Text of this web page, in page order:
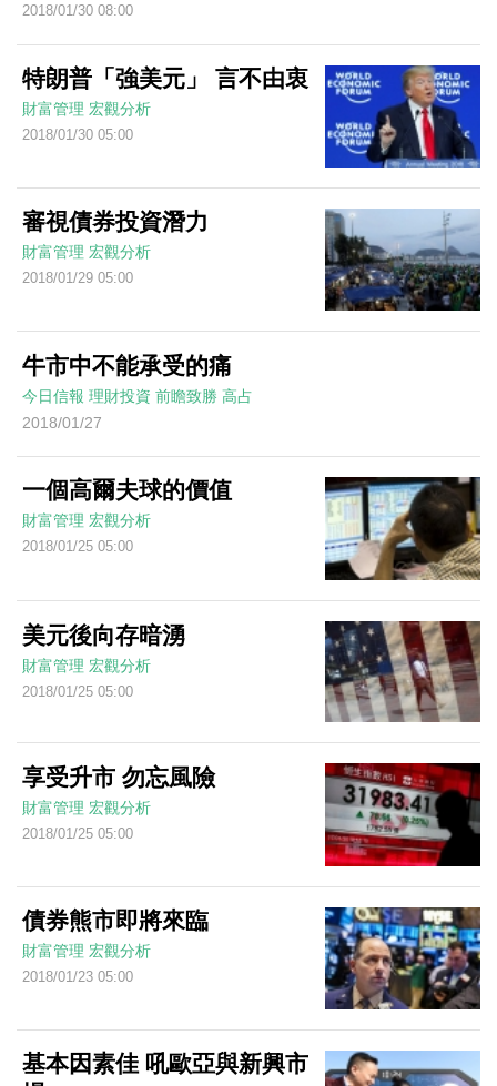
2018/01/30 08:00
特朗普「強美元」 言不由衷
財富管理 宏觀分析
2018/01/30 05:00
審視債券投資潛力
財富管理 宏觀分析
2018/01/29 05:00
牛市中不能承受的痛
今日信報 理財投資 前瞻致勝 高占
2018/01/27
一個高爾夫球的價值
財富管理 宏觀分析
2018/01/25 05:00
美元後向存暗湧
財富管理 宏觀分析
2018/01/25 05:00
享受升市 勿忘風險
財富管理 宏觀分析
2018/01/25 05:00
債券熊市即將來臨
財富管理 宏觀分析
2018/01/23 05:00
基本因素佳 吼歐亞與新興市